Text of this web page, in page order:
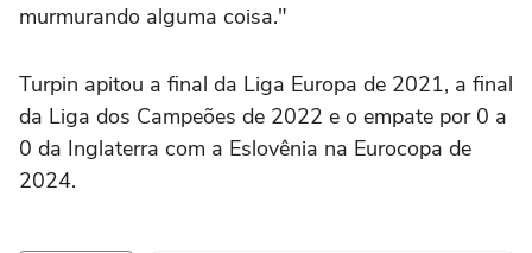
murmurando alguma coisa."
Turpin apitou a final da Liga Europa de 2021, a final
da Liga dos Campeões de 2022 e o empate por 0 a
0 da Inglaterra com a Eslovênia na Eurocopa de
2024.